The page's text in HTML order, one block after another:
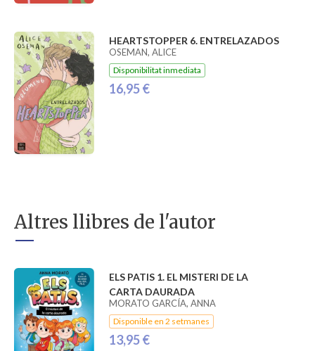
HEARTSTOPPER 6. ENTRELAZADOS
OSEMAN, ALICE
Disponibilitat inmediata
16,95 €
Altres llibres de l'autor
ELS PATIS 1. EL MISTERI DE LA
CARTA DAURADA
MORATO GARCÍA, ANNA
Disponible en 2 setmanes
13,95 €